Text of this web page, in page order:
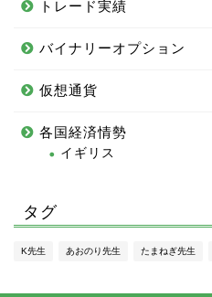
トレード実績
バイナリーオプション
仮想通貨
各国経済情勢
イギリス
タグ
K先生 あおのり先生 たまねぎ先生